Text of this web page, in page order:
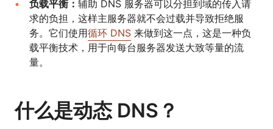
负载平衡： 辅助 DNS 服务器可以分担到域的传入请
求的负担，这样主服务器就不会过载并导致拒绝服
务。它们使用循环 DNS 来做到这一点，这是一种负
载平衡技术，用于向每台服务器发送大致等量的流
量。
什么是动态 DNS？